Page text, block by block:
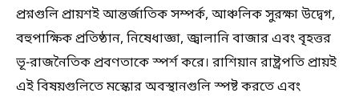
প্রশ্নগুলি প্রায়শই আন্তর্জাতিক সম্পর্ক, আঞ্চলিক সুরক্ষা উদ্বেগ,
বহুপাক্ষিক প্রতিষ্ঠান, নিষেধাজ্ঞা, জ্বালানি বাজার এবং বৃহত্তর
ভূ-রাজনৈতিক প্রবণতাকে স্পর্শ করে। রাশিয়ান রাষ্ট্রপতি প্রায়ই
এই বিষয়গুলিতে মস্কোর অবস্থানগুলি স্পষ্ট করতে এবং